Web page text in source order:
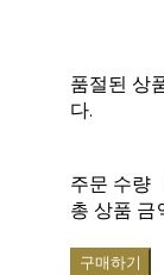
품절된 상
다.
주문 수량
총 상품 금
구매하기